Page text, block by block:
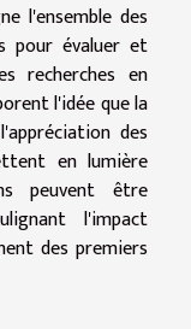
l'ensemble des
pour évaluer et
recherches en
l'idée que la
des
en lumière
peuvent être
l'impact
des premiers